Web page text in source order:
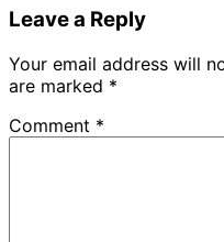
Leave a Reply
Your email address will
are marked *
Comment *